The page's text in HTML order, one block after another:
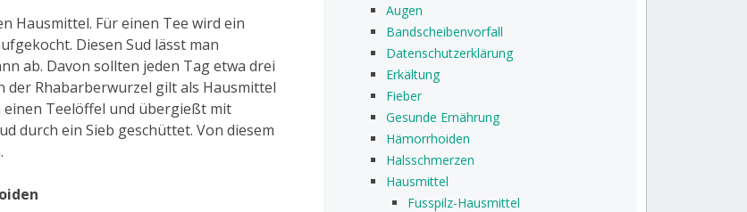
Hausmittel. Für einen Tee wird ein
Diesen Sud lässt man
ab. Davon sollten jeden Tag etwa drei
der Rhabarberwurzel gilt als Hausmittel
einen Teelöffel und übergießt mit
durch ein Sieb geschüttet. Von diesem
Augen
Bandscheibenvorfall
Datenschutzerklärung
Erkältung
Fieber
Gesunde Ernährung
Hämorrhoiden
Halsschmerzen
Hausmittel
Fusspilz-Hausmittel